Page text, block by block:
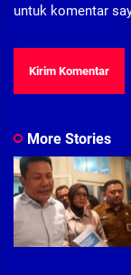
untuk komentar
More Stories